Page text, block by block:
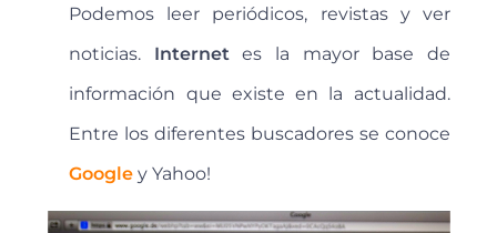
Podemos leer periódicos, revistas y ver
noticias. Internetes la mayor base de
información que existe en la actualidad.
Entre los diferentes buscadores se conoce
Google y Yahoo!